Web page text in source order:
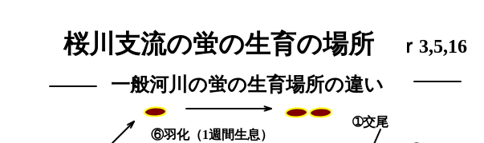
桜川支流の蛍の生育の場所 ｒ3,5,16
⑥羽化（1週間生息）
➀交尾
一般河川の蛍の生育場所の違い